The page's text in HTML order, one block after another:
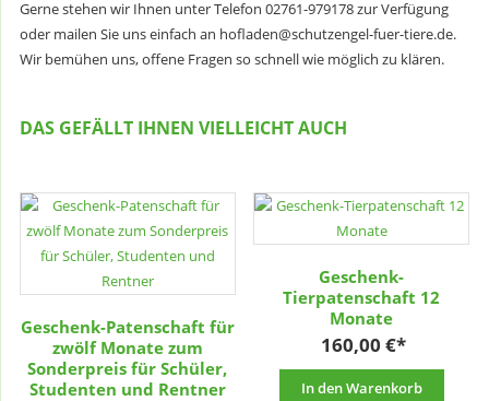
Gerne stehen wir Ihnen unter Telefon 02761-979178 zur Verfügung
oder mailen Sie uns einfach an hofladen@schutzengel-fuer-tiere.de.
Wir bemühen uns, offene Fragen so schnell wie möglich zu klären.
DAS GEFÄLLT IHNEN VIELLEICHT AUCH
Geschenk-Patenschaft für
zwölf Monate zum
Sonderpreis für Schüler,
Studenten und Rentner
Geschenk-
Tierpatenschaft 12
Monate
160,00 €
In den Warenkorb